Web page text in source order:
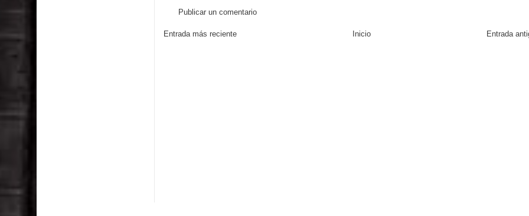
Publicar un comentario
Entrada más reciente Entrada
Inicio